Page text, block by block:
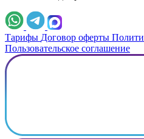
Тарифы Договор оферты
Пользовательское соглашение